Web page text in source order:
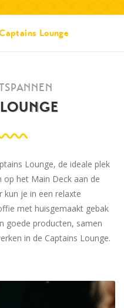
Lounge
Lounge, de ideale plek
het Main Deck aan de
kun je in een relaxte
met huisgemaakt gebak
goede producten, samen
in de Captains Lounge.